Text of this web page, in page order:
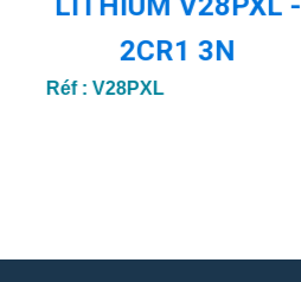
2CR1 3N
Réf :V28PXL